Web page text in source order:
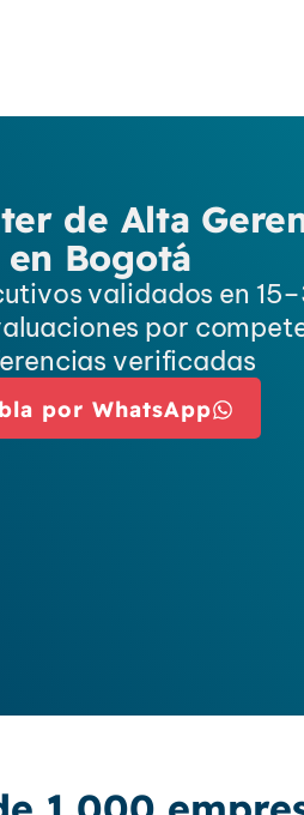
de Alta
en Bogotá
validados en
por
verificadas
por WhatsApp